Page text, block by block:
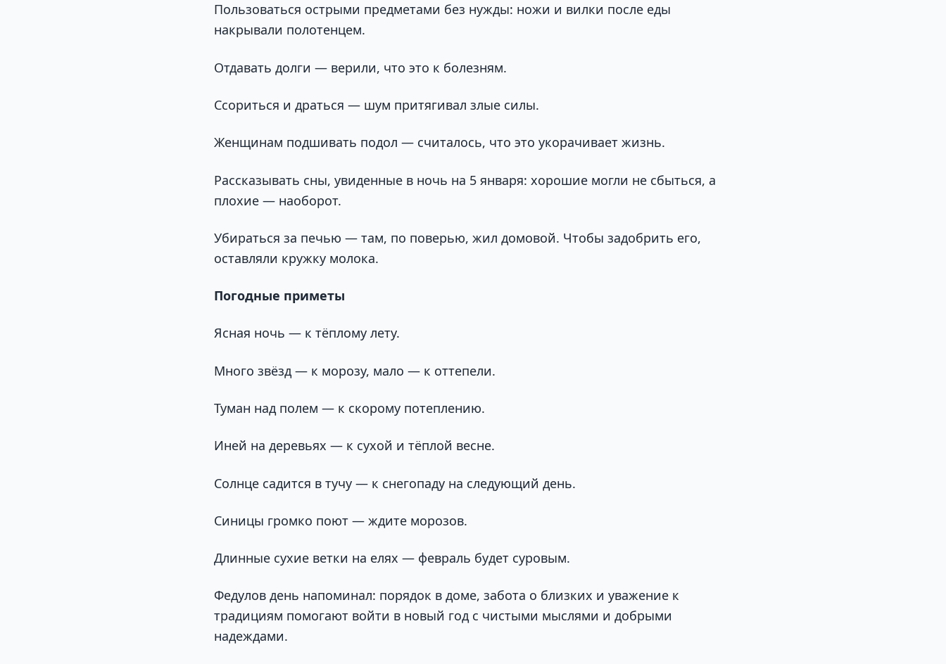
Пользоваться острыми предметами без нужды: ножи и вилки после еды
накрывали полотенцем.
Отдавать долги — верили, что это к болезням.
Ссориться и драться — шум притягивал злые силы.
Женщинам подшивать подол — считалось, что это укорачивает жизнь.
Рассказывать сны, увиденные в ночь на 5 января: хорошие могли не сбыться, а
плохие — наоборот.
Убираться за печью — там, по поверью, жил домовой. Чтобы задобрить его,
оставляли кружку молока.
Погодные приметы
Ясная ночь — к тёплому лету.
Много звёзд — к морозу, мало — к оттепели.
Туман над полем — к скорому потеплению.
Иней на деревьях — к сухой и тёплой весне.
Солнце садится в тучу — к снегопаду на следующий день.
Синицы громко поют — ждите морозов.
Длинные сухие ветки на елях — февраль будет суровым.
Федулов день напоминал: порядок в доме, забота о близких и уважение к
традициям помогают войти в новый год с чистыми мыслями и добрыми
надеждами.